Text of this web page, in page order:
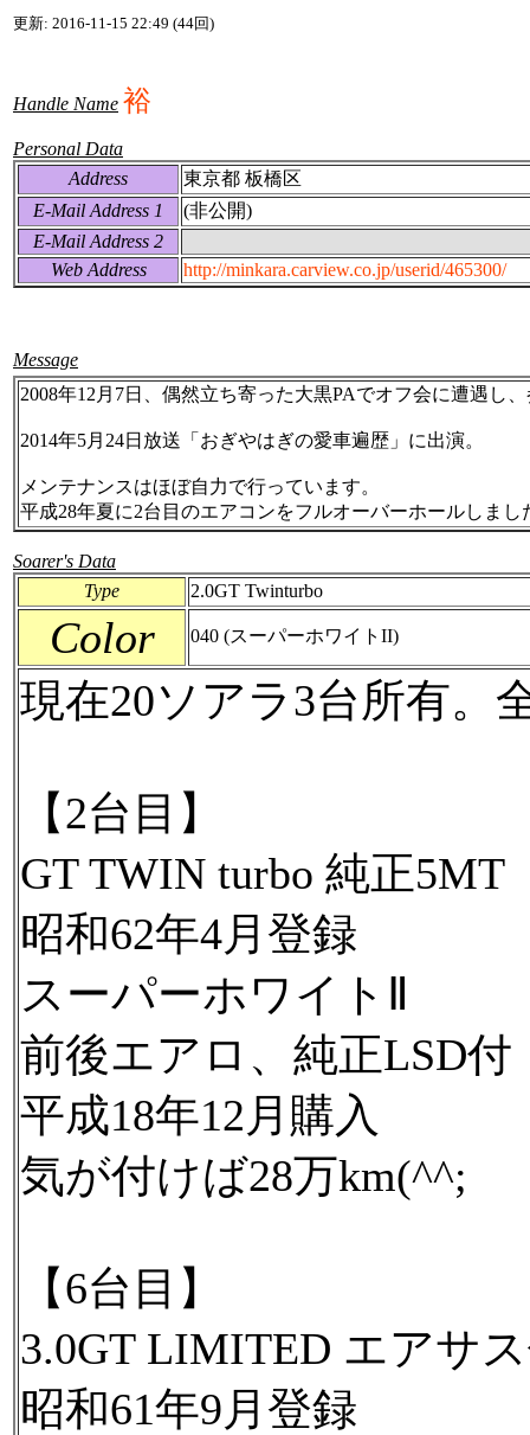
更新: 2016-11-15 22:49 (44回)
Handle Name 裕
Personal Data
Address
東京都 板橋区
E-Mail Address 1
(非公開)
E-Mail Address 2
Web Address
http://minkara.carview.co.jp/userid/465300/
Message
2008年12月7日、偶然立ち寄った大黒PAでオフ会に遭遇し
2014年5月24日放送「おぎやはぎの愛車遍歴」に出演。
メンテナンスはほぼ自力で行っています。
平成28年夏に2台目のエアコンをフルオーバーホールしまし
Soarer's Data
Type
2.0GT Twinturbo
Color 040 (スーパーホワイトII)
現在20ソアラ3台所有。
【2台目】
GT TWIN turbo 純正5MT
昭和62年4月登録
スーパーホワイトⅡ
前後エアロ、純正LSD付
平成18年12月購入
気が付けば28万km(^^;
【6台目】
3.0GT LIMITED エアサ
昭和61年9月登録